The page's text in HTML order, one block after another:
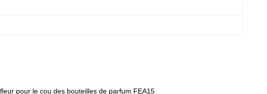
pour le cou des bouteilles de parfum FEA15